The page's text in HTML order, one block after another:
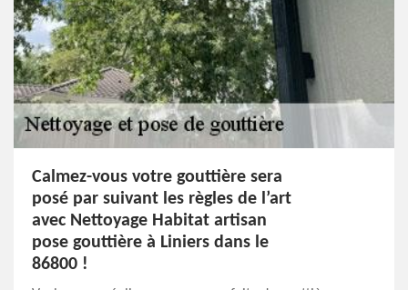
Calmez-vous votre gouttière sera
posé par suivant les règles de l’art
avec Nettoyage Habitat artisan
pose gouttière à Liniers dans le
86800 !